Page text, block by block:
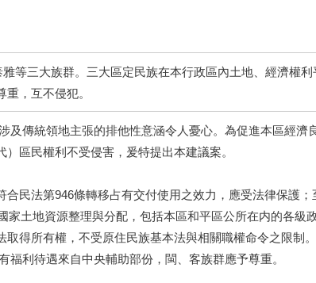
等三大族群。三大區定民族在本行政區內土地、經濟權利
，互不侵犯。
傳統領地主張的排他性意涵令人憂心。為促進本區經濟
區民權利不受侵害，爰特提出本建議案。
民法第946條轉移占有交付使用之效力，應受法律保護；
土地資源整理與分配，包括本區和平區公所在内的各級
得所有權，不受原住民族基本法與相關職權命令之限制。
利待遇來自中央輔助部份，閩、客族群應予尊重。